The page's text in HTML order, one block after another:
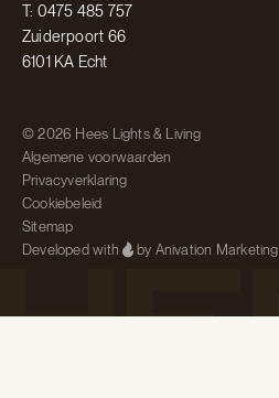
T: 0475 485 757
Zuiderpoort 66
6101 KA Echt
© 2026 Hees Lights & Living
Algemene voorwaarden
Privacyverklaring
Cookiebeleid
Sitemap
Developed with
by Anivation Marketing